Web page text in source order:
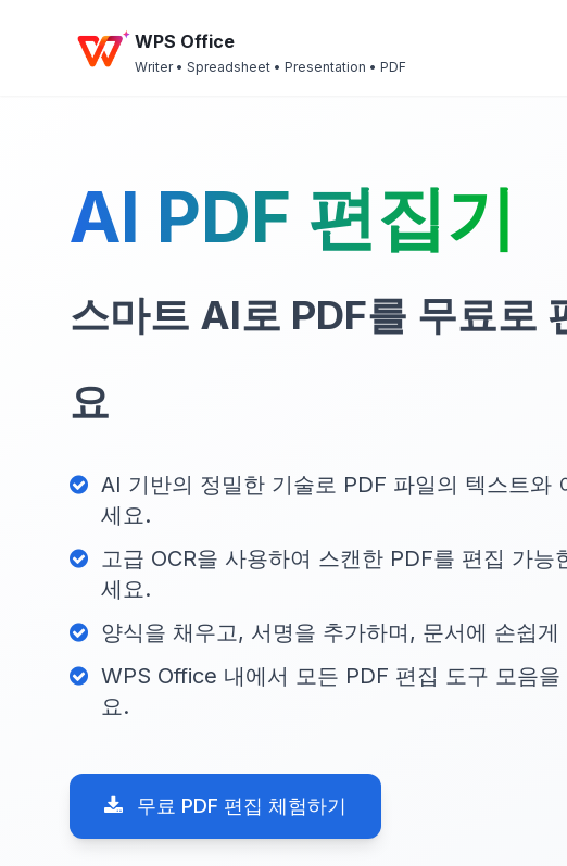
WPS Office
Writer • Spreadsheet • Presentation • PDF
AI PDF 편집기
스마트 AI로 PDF를 무료로
요
AI 기반의 정밀한 기술로 PDF 파일의 텍스트와
세요.
고급 OCR을 사용하여 스캔한 PDF를 편집 가능
세요.
양식을 채우고, 서명을 추가하며, 문서에 손쉽게
WPS Office 내에서 모든 PDF 편집 도구 모음을
요.
무료 PDF 편집 체험하기